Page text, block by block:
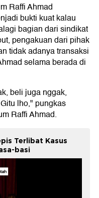
Raffi Ahmad
bukti kuat kalau
bagian dari sindikat
pengakuan dari pihak
tidak adanya transaksi
selama berada di
beli juga nggak,
lho," pungkas
Raffi Ahmad.
Terlibat Kasus
basi